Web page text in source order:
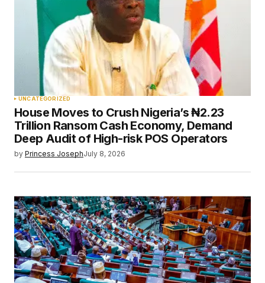
UNCATEGORIZED
House Moves to Crush Nigeria’s ₦2.23
Trillion Ransom Cash Economy, Demand
Deep Audit of High-risk POS Operators
by Princess JosephJuly 8, 2026